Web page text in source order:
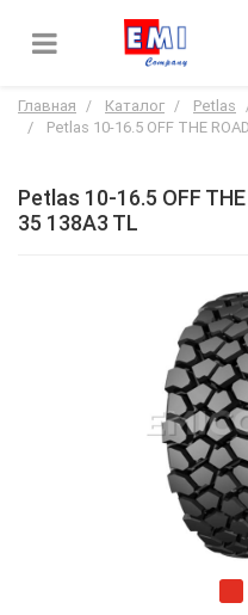
Главная Каталог Petlas
Petlas 10-16.5 OFF THE
Petlas 10-16.5 OFF
35 138A3 TL